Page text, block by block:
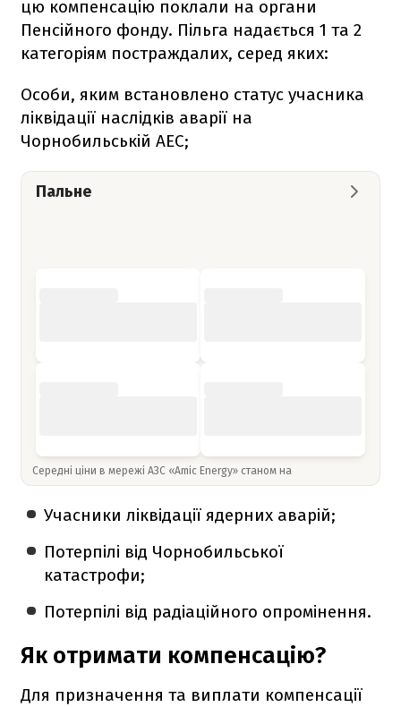
цю компенсацію поклали на органи
Пенсійного фонду. Пільга надається 1 та 2
категоріям постраждалих, серед яких:
Особи, яким встановлено статус учасника
ліквідації наслідків аварії на
Чорнобильській АЕС;
Пальне
Середні ціни в мережі АЗС «Amic Energy» станом на
Учасники ліквідації ядерних аварій;
Потерпілі від Чорнобильської
катастрофи;
Потерпілі від радіаційного опромінення.
Як отримати компенсацію?
Для призначення та виплати компенсації